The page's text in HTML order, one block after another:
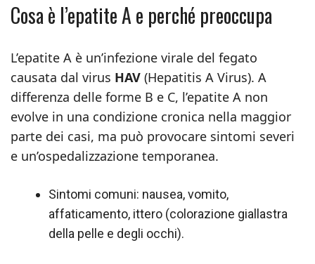
Cosa è l’epatite A e perché preoccupa
L’epatite A è un’infezione virale del fegato
causata dal virus HAV (Hepatitis A Virus). A
differenza delle forme B e C, l’epatite A non
evolve in una condizione cronica nella maggior
parte dei casi, ma può provocare sintomi severi
e un’ospedalizzazione temporanea.
Sintomi comuni: nausea, vomito,
affaticamento, ittero (colorazione giallastra
della pelle e degli occhi).